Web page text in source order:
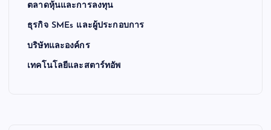
ตลาดหุ้นและการลงทุน
ธุรกิจ SMEs และผู้ประกอบการ
บริษัทและองค์กร
เทคโนโลยีและสตาร์ทอัพ